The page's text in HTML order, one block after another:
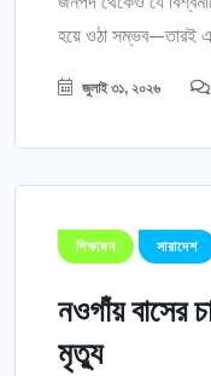
হয়ে ওঠা সম্ভব—তারই
জুলাই ৩১, ২০২৬
শিক্ষাঙ্গন সারাদেশ
নওগাঁয় বাসের
মৃত্যু